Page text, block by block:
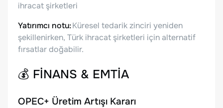
ihracat şirketleri
Yatırımcı notu:Küresel tedarik zinciri yeniden
şekillenirken, Türk ihracat şirketleri için alternatif
fırsatlar doğabilir.
💰 FİNANS & EMTİA
OPEC+ Üretim Artışı Kararı